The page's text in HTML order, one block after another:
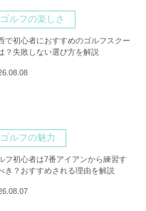
ゴルフの楽しさ
で初心者におすすめのゴルフスクー
？失敗しない選び方を解説
ゴルフの魅力
フ初心者は7番アイアンから練習す
き？おすすめされる理由を解説